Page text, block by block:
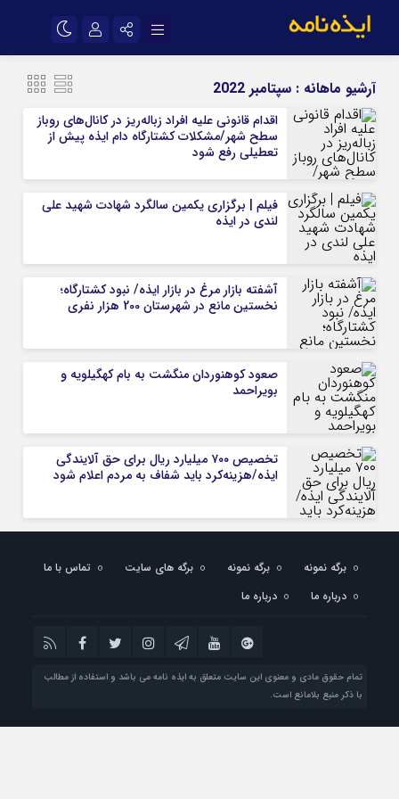
سروش
آپارات
اپلیکیشن رمز عبور
مرا به خاطر بسپار
آرشیو ماهانه : سپتامبر 2022
اقدام قانونی علیه افراد زباله‌ریز در کانال‌های روباز
سطح شهر/مشکلات کشتارگاه دام ایذه پیش از
تعطیلی رفع شود
فیلم | برگزاری یکمین سالگرد شهادت شهید علی
لندی در ایذه
آشفته بازار مرغ در بازار ایذه/ نبود کشتارگاه؛
نخستین مانع در شهرستان 200 هزار نفری
صعود کوهنوردان منگشت به بام کهگیلویه و
بویراحمد
تخصیص ۷۰۰ میلیارد ریال برای حق آلایندگی
ایذه/هزینه‌کرد باید شفاف به مردم اعلام شود
برگه نمونه برگه نمونه برگه های سایت
تماس با ما
درباره ما
درباره ما
تمام حقوق مادی و معنوی این سایت متعلق به ایذه نامه می باشد و استفاده از مطالب
با ذکر منبع بلامانع است.